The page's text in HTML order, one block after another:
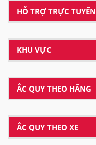
HỖ TRỢ TRỰC TUYẾN
KHU VỰC
ẮC QUY THEO HÃNG
ẮC QUY THEO XE